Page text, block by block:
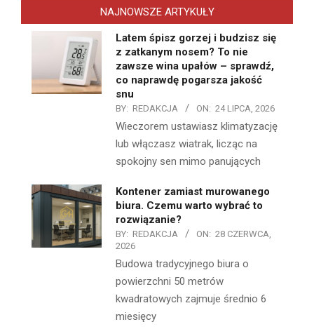
NAJNOWSZE ARTYKUŁY
Latem śpisz gorzej i budzisz się
z zatkanym nosem? To nie
zawsze wina upałów – sprawdź,
co naprawdę pogarsza jakość
snu
BY: REDAKCJA ON: 24 LIPCA, 2026
Wieczorem ustawiasz klimatyzację
lub włączasz wiatrak, licząc na
spokojny sen mimo panujących
Kontener zamiast murowanego
biura. Czemu warto wybrać to
rozwiązanie?
BY: REDAKCJA ON: 28 CZERWCA,
2026
Budowa tradycyjnego biura o
powierzchni 50 metrów
kwadratowych zajmuje średnio 6
miesięcy